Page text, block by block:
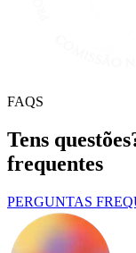
FAQS
Tens
frequentes
PERGUNTAS